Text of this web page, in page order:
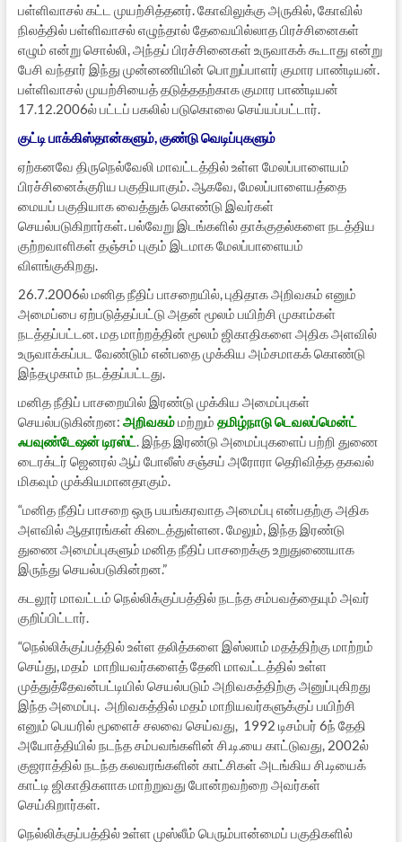
பள்ளிவாசல் கட்ட முயற்சித்தனர். கோவிலுக்கு அருகில், கோவில்
நிலத்தில் பள்ளிவாசல் எழுந்தால் தேவையில்லாத பிரச்சினைகள்
எழும் என்று சொல்லி, அந்தப் பிரச்சினைகள் உருவாகக் கூடாது என்று
பேசி வந்தார் இந்து முன்னணியின் பொறுப்பாளர் குமார பாண்டியன்.
பள்ளிவாசல் முயற்சியைத் தடுத்ததற்காக குமார பாண்டியன்
17.12.2006ல் பட்டப் பகலில் படுகொலை செய்யப்பட்டார்.
குட்டி பாக்கிஸ்தான்களும், குண்டு வெடிப்புகளும்
ஏற்கனவே திருநெல்வேலி மாவட்டத்தில் உள்ள மேலப்பாளையம்
பிரச்சினைக்குரிய பகுதியாகும். ஆகவே, மேலப்பாளையத்தை
மையப் பகுதியாக வைத்துக் கொண்டு இவர்கள்
செயல்படுகிறார்கள். பல்வேறு இடங்களில் தாக்குதல்களை நடத்திய
குற்றவாளிகள் தஞ்சம் புகும் இடமாக மேலப்பாளையம்
விளங்குகிறது.
26.7.2006ல் மனித நீதிப் பாசறையில், புதிதாக அறிவகம் எனும்
அமைப்பை ஏற்படுத்தப்பட்டு அதன் மூலம் பயிற்சி முகாம்கள்
நடத்தப்பட்டன. மத மாற்றத்தின் மூலம் ஜிகாதிகளை அதிக அளவில்
உருவாக்கப்பட வேண்டும் என்பதை முக்கிய அம்சமாகக் கொண்டு
இந்தமுகாம் நடத்தப்பட்டது.
மனித நீதிப் பாசறையில் இரண்டு முக்கிய அமைப்புகள்
செயல்படுகின்றன: அறிவகம்மற்றும் தமிழ்நாடு டெவலப்மென்ட்
ஃபவுண்டேஷன் டிரஸ்ட் . இந்த இரண்டு அமைப்புகளைப் பற்றி துணை
டைரக்டர் ஜெனரல் ஆப் போலீஸ் சஞ்சய் அரோரா தெரிவித்த தகவல்
மிகவும் முக்கியமானதாகும்.
“மனித நீதிப் பாசறை ஒரு பயங்கரவாத அமைப்பு என்பதற்கு அதிக
அளவில் ஆதாரங்கள் கிடைத்துள்ளன. மேலும், இந்த இரண்டு
துணை அமைப்புகளும் மனித நீதிப் பாசறைக்கு உறுதுணையாக
இருந்து செயல்படுகின்றன.”
கடலூர் மாவட்டம் நெல்லிக்குப்பத்தில் நடந்த சம்பவத்தையும் அவர்
குறிப்பிட்டார்.
“நெல்லிக்குப்பத்தில் உள்ள தலித்களை இஸ்லாம் மதத்திற்கு மாற்றம்
செய்து, மதம் மாறியவர்களைத் தேனி மாவட்டத்தில் உள்ள
முத்துத்தேவன்பட்டியில் செயல்படும் அறிவகத்திற்கு அனுப்புகிறது
இந்த அமைப்பு. அறிவகத்தில் மதம் மாறியவர்களுக்குப் பயிற்சி
எனும் பெயரில் மூளைச் சலவை செய்வது, 1992 டிசம்பர் 6ந் தேதி
அயோத்தியில் நடந்த சம்பவங்களின் சி.டி.யை காட்டுவது, 2002ல்
குஜராத்தில் நடந்த கலவரங்களின் காட்சிகள் அடங்கிய சி.டியைக்
காட்டி ஜிகாதிகளாக மாற்றுவது போன்றவற்றை அவர்கள்
செய்கிறார்கள்.
நெல்லிக்குப்பத்தில் உள்ள முஸ்லீம் பெரும்பான்மைப் பகுதிகளில்